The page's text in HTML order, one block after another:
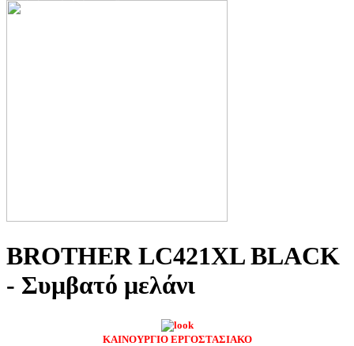
BROTHER LC421XL BLACK
- Συμβατό μελάνι
ΚΑΙΝΟΥΡΓΙΟ ΕΡΓΟΣΤΑΣΙΑΚΟ